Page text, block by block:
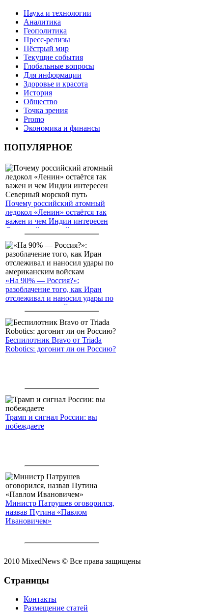
Наука и технологии
Аналитика
Геополитика
Пресс-релизы
Пёстрый мир
Текущие события
Глобальные вопросы
Для информации
Здоровье и красота
История
Общество
Точка зрения
Promo
Экономика и финансы
ПОПУЛЯРНОЕ
Почему российский атомный
ледокол «Ленин» остаётся так
важен и чем Индии интересен
Северный морской путь
«На 90% — Россия?»:
разоблачение того, как Иран
отслеживал и наносил удары по
американским войскам
Беспилотник Bravo от Triada
Robotics: догонит ли он Россию?
Трамп и сигнал России: вы
побеждаете
Министр Патрушев оговорился,
назвав Путина «Павлом
Ивановичем»
2010 MixedNews © Все права защищены
Страницы
Контакты
Размещение статей